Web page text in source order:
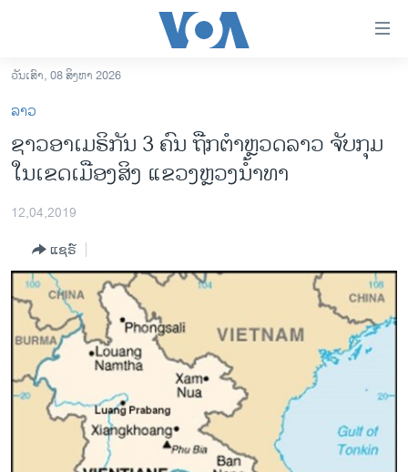
ເຂົ້າ
ຫາ
ຂ້າມ
ຂ້າມ
ຫາ
ອາເມຣິກາ
ການເລືອກຕັ້ງ ປະທານາທີບໍດີ ສະຫະລັດ 2024
ຂ່າວ​ຈີນ
ໂລກ
ເອເຊຍ
ອິດສະຫຼະພາບດ້ານການຂ່າວ
ຊີວິດຊາວລາວ
ຊຸມຊົນຊາວລາວ
ວິທະຍາສາດ-ເທັກໂນໂລຈີ
ວັນເສົາ, 08 ສິງຫາ 2026
ລາວ
ຊາວອາເມຣິກັນ 3 ຄົນ ຖືກ​ຕຳ​ຫຼວດ​ລາວ ຈັບ​ກຸມ
ໃນເຂດເມືອງສິງ ແຂວງຫຼວງນ້ຳທາ
12,04,2019
ແຊຣ໌